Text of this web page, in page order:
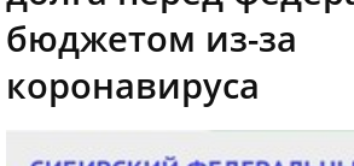
бюджетом из-за
коронавируса